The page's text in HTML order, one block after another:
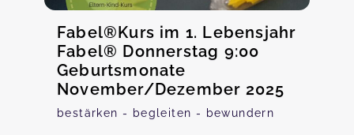
Fabel®Kurs im 1. Lebensjahr
Fabel® Donnerstag 9:00
Geburtsmonate
November/Dezember 2025
bestärken - begleiten - bewundern